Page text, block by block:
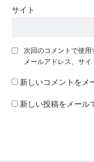
サイト
次回のコメントで使用
メールアドレス、サイ
新しいコメントをメ
新しい投稿をメール